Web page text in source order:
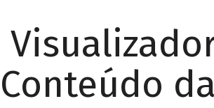
Conteúdo